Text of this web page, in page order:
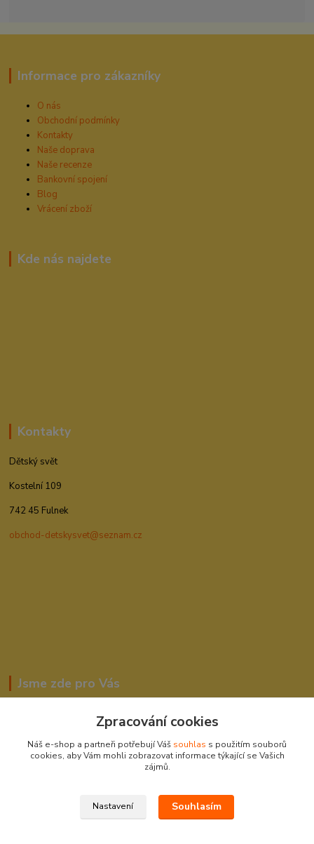
Informace pro zákazníky
O nás
Obchodní podmínky
Kontakty
Naše doprava
Naše recenze
Bankovní spojení
Blog
Vrácení zboží
Kde nás najdete
Kontakty
Dětský svět
Kostelní 109
742 45 Fulnek
obchod-detskysvet@seznam.cz
Jsme zde pro Vás
604278943
Zpracování cookies
Náš e-shop a partneři potřebují Váš souhlas s použitím souborů
cookies, aby Vám mohli zobrazovat informace týkající se Vašich
zájmů.
Nastavení Souhlasím